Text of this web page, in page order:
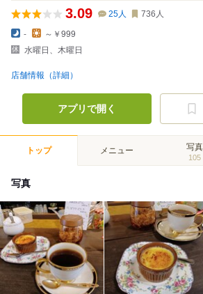
3.09 25人 736 人
-
～￥999
水曜日、木曜日
店舗情報（詳細）
アプリで開く
トップ メニュー 写真
105
写真